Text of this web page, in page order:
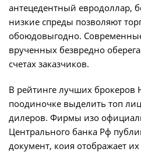
антецедентный евродоллар,
низкие спреды позволяют
обоюдовыгодно.
врученных безвредно
счетах заказчиков.
В рейтинге лучших
поодиночке выделить топ
дилеров. Фирмы изо
Центрального банка Рф
документ, коия отображает